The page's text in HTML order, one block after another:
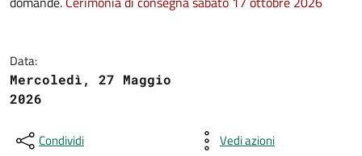
Data:
Mercoledì, 27 Maggio
2026
Condividi Vedi azioni